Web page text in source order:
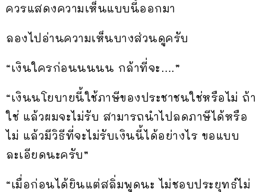
ควรแสดงความเห็นแบบนี้ออกมา
ลองไปอ่านความเห็นบางส่วนดูครับ
“เงินใครก่อนนนนน กล้าที่จะ….”
“เงินนโยบายนี้ใช้ภาษีของประชาชนใช่หรือไม่ ถ้า
ใช่ แล้วผมจะไม่รับ สามารถนำไปลดภาษีได้หรือ
ไม่ แล้วมีวิธีที่จะไม่รับเงินนี้ได้อย่างไร ขอแบบ
ละเอียดนะครับ”
“เมื่อก่อนได้ยินแต่สลิ่มพูดนะ ไม่ชอบประยุทธ์ไม่